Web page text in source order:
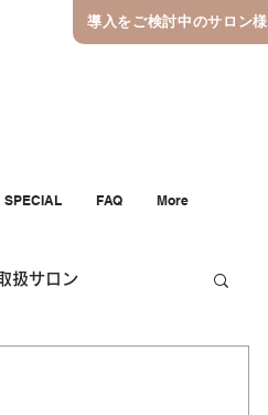
導入をご検討中のサロン様
SPECIAL FAQ More
扱サロン